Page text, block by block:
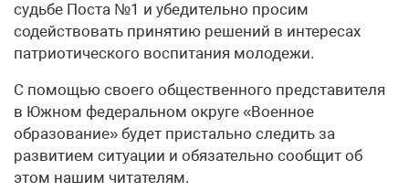
судьбе Поста №1 и убедительно просим
содействовать принятию решений в интересах
патриотического воспитания молодежи.
С помощью своего общественного представителя
в Южном федеральном округе «Военное
образование» будет пристально следить за
развитием ситуации и обязательно сообщит об
этом нашим читателям.